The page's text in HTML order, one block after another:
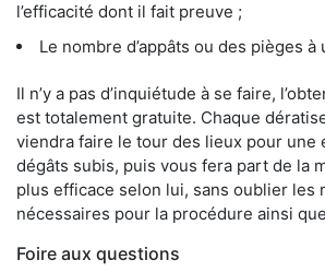
l’efficacité dont il fait preuve ;
Le nombre d’appâts ou des pièges à
Il n’y a pas d’inquiétude à se faire,
est totalement gratuite. Chaque
viendra faire le tour des lieux pour une
dégâts subis, puis vous fera part de la
plus efficace selon lui, sans oublier les
nécessaires pour la procédure ainsi
Foire aux questions